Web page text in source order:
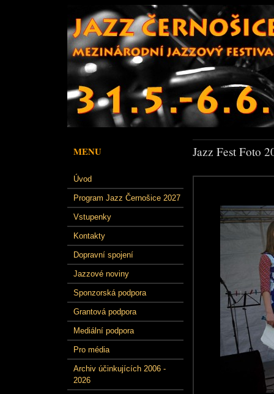
MENU
Úvod
Program Jazz Černošice 2027
Vstupenky
Kontakty
Dopravní spojení
Jazzové noviny
Sponzorská podpora
Grantová podpora
Mediální podpora
Pro média
Archiv účinkujících 2006 -
2026
Jazz Fest Foto